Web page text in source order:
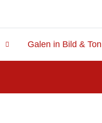
Galen in Bild & Ton